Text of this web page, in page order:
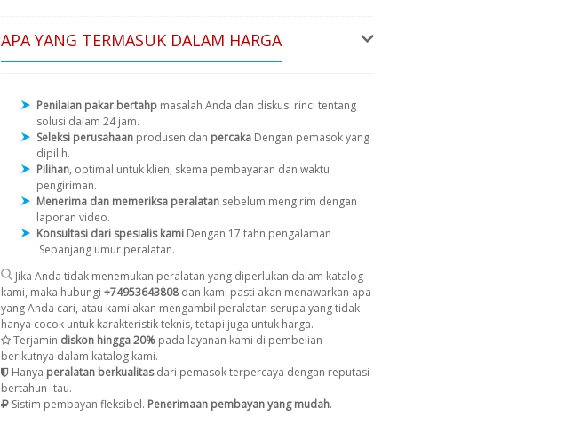
APA YANG TERMASUK DALAM HARGA
Penilaian pakar bertahp masalah Anda dan diskusi rinci tentang
solusi dalam 24 jam.
Seleksi perusahaan produsen dan percaka Dengan pemasok yang
dipilih.
Pilihan, optimal untuk klien, skema pembayaran dan waktu
pengiriman.
Menerima dan memeriksa peralatan sebelum mengirim dengan
laporan video.
Konsultasi dari spesialis kami Dengan 17 tahn pengalaman
Sepanjang umur peralatan.
Jika Anda tidak menemukan peralatan yang diperlukan dalam katalog
kami, maka hubungi +74953643808dan kami pasti akan menawarkan apa
yang Anda cari, atau kami akan mengambil peralatan serupa yang tidak
hanya cocok untuk karakteristik teknis, tetapi juga untuk harga.
Terjamin diskon hingga 20% pada layanan kami di pembelian
berikutnya dalam katalog kami.
Hanya peralatan berkualitasdari pemasok terpercaya dengan reputasi
bertahun- tau.
Sistim pembayan fleksibel. Penerimaan pembayan yang mudah.